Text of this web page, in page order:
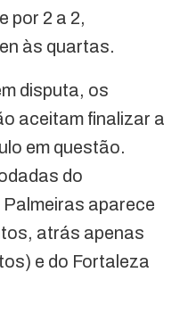
por 2 a 2,
às quartas.
disputa, os
aceitam finalizar a
em questão.
do
aparece
atrás apenas
e do Fortaleza